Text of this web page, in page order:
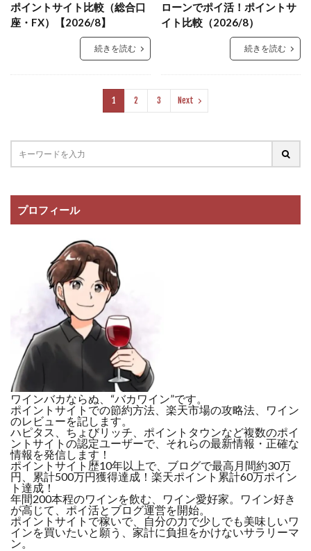
ポイントサイト比較（総合口
座・FX）【2026/8】
続きを読む
ローンでポイ活！ポイントサ
イト比較（2026/8）
続きを読む
1 2 3 Next
プロフィール
ワインバカならぬ、“バカワイン”です。
ポイントサイトでの節約方法、楽天市場の攻略法、ワイン
のレビューを記します。
ハピタス、ちょびリッチ、ポイントタウンなど複数のポイ
ントサイトの認定ユーザーで、それらの最新情報・正確な
情報を発信します！
ポイントサイト歴10年以上で、ブログで最高月間約30万
円、累計500万円獲得達成！楽天ポイント累計60万ポイン
ト達成！
年間200本程のワインを飲む、ワイン愛好家。ワイン好き
が高じて、ポイ活とブログ運営を開始。
ポイントサイトで稼いで、自分の力で少しでも美味しいワ
インを買いたいと願う、家計に負担をかけないサラリーマ
ン。